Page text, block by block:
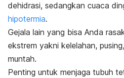
dehidrasi, sedangkan cuaca
hipotermia.
Gejala lain yang bisa Anda
ekstrem yakni kelelahan,
muntah.
Penting untuk menjaga tubuh